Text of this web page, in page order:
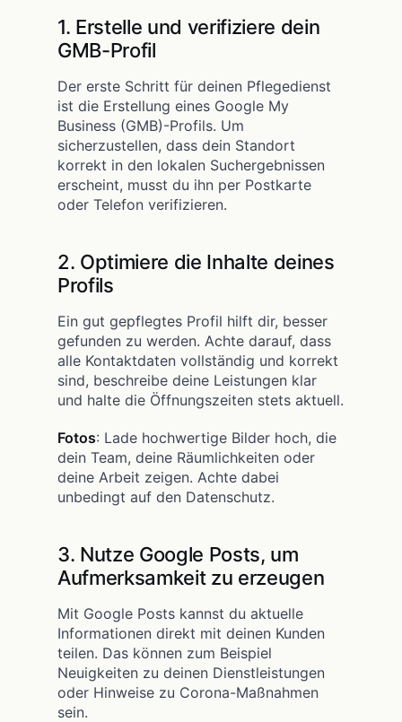
1. Erstelle und verifiziere dein
GMB-Profil
Der erste Schritt für deinen Pflegedienst
ist die Erstellung eines Google My
Business (GMB)-Profils. Um
sicherzustellen, dass dein Standort
korrekt in den lokalen Suchergebnissen
erscheint, musst du ihn per Postkarte
oder Telefon verifizieren.
2. Optimiere die Inhalte deines
Profils
Ein gut gepflegtes Profil hilft dir, besser
gefunden zu werden. Achte darauf, dass
alle Kontaktdaten vollständig und korrekt
sind, beschreibe deine Leistungen klar
und halte die Öffnungszeiten stets aktuell.
Fotos: Lade hochwertige Bilder hoch, die
dein Team, deine Räumlichkeiten oder
deine Arbeit zeigen. Achte dabei
unbedingt auf den Datenschutz.
3. Nutze Google Posts, um
Aufmerksamkeit zu erzeugen
Mit Google Posts kannst du aktuelle
Informationen direkt mit deinen Kunden
teilen. Das können zum Beispiel
Neuigkeiten zu deinen Dienstleistungen
oder Hinweise zu Corona-Maßnahmen
sein.